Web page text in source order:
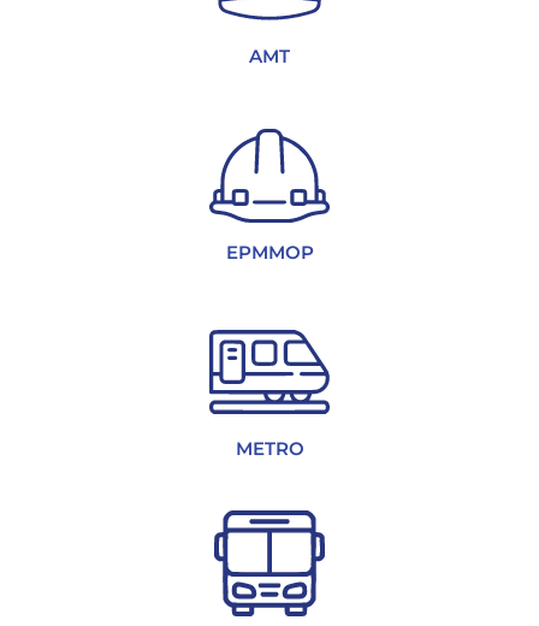
AMT
EPMMOP
METRO